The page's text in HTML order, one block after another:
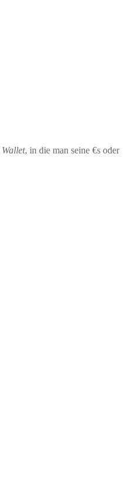
Wallet, in die man seine €s oder